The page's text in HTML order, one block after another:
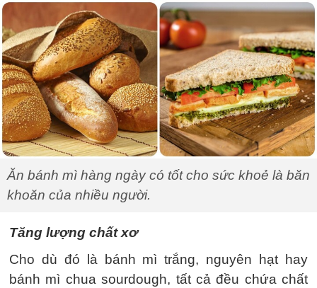
Ăn bánh mì hàng ngày có tốt cho sức khoẻ là băn
khoăn của nhiều người.
Tăng lượng chất xơ
Cho dù đó là bánh mì trắng, nguyên hạt hay
bánh mì chua sourdough, tất cả đều chứa chất